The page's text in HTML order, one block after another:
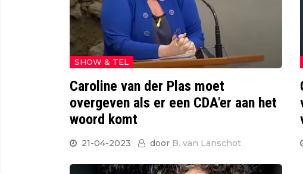
SHOW & TEL
Caroline van der Plas moet
overgeven als er een CDA'er aan het
woord komt
21-04-2023 door B. van Lanschot